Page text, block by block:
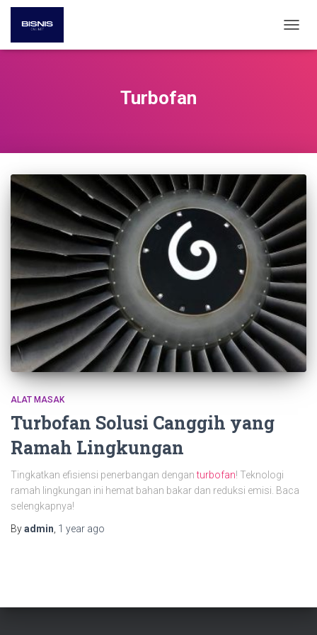
Turbofan
ALAT MASAK
Turbofan Solusi Canggih yang
Ramah Lingkungan
Tingkatkan efisiensi penerbangan denganturbofan! Teknologi
ramah lingkungan ini hemat bahan bakar dan reduksi emisi. Baca
selengkapnya!
Byadmin 1 year ago